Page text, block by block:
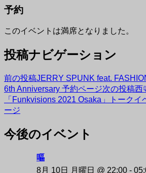
予約
このイベントは満席となりました。
投稿ナビゲーション
前の投稿JERRY SPUNK feat.
6th Anniversary 予約ページ次の投稿西
「Funkvisions 2021 Osaka」トーク
ージ
NAKAZAKI DEPOT
今後のイベント
嘔
8月 10日 月曜日 @ 22:00 -